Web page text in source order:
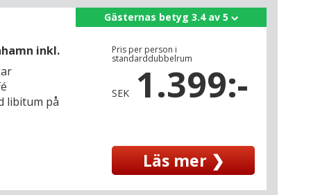
inkl.
libitum på
Pris per person i
standarddubbelrum
SEK 1.399:-
Läs mer ❯
Gästernas betyg 3.4 av 5